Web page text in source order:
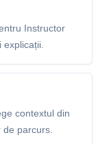
Instructor
contextul din
parcurs.